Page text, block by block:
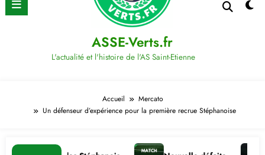
ASSE-Verts.fr
L'actualité et l'histoire de l'AS Saint-Etienne
Accueil
Mercato
Un défenseur d’expérience pour la première recrue Stéphanoise